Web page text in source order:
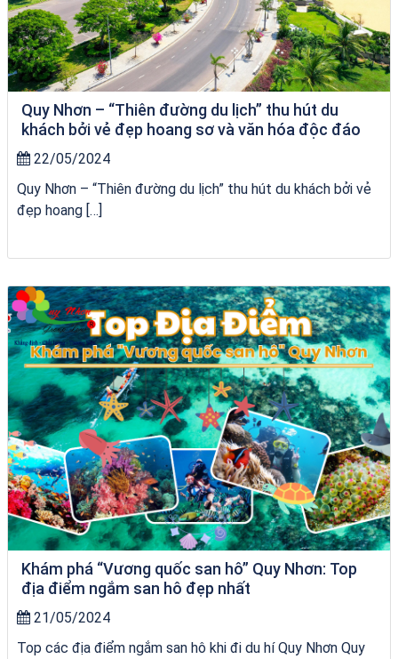
Quy Nhơn – “Thiên đường du lịch” thu hút du
khách bởi vẻ đẹp hoang sơ và văn hóa độc đáo
22/05/2024
Quy Nhơn – “Thiên đường du lịch” thu hút du khách bởi vẻ
đẹp hoang […]
Tour Sóc Trăng Phú Yên
Khám phá “Vương quốc san hô” Quy Nhơn: Top
địa điểm ngắm san hô đẹp nhất
21/05/2024
Top các địa điểm ngắm san hô khi đi du hí Quy Nhơn Quy